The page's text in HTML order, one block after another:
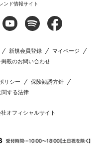
ンド情報サイト
新規会員登録
マイページ
掲載のお問い合わせ
リシー
保険勧誘方針
する法律
オフィシャルサイト